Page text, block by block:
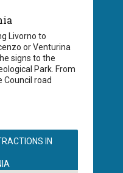
Livorno to
or Venturina
signs to the
Park. From
road
IN